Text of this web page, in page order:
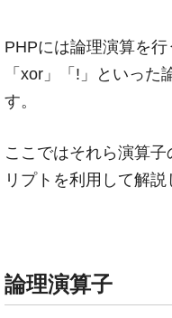
PHPには論理演算を行
「xor」「!」といった
す。
ここではそれら演算
リプトを利用して解説
論理演算子